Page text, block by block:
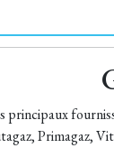
principaux
Primagaz,